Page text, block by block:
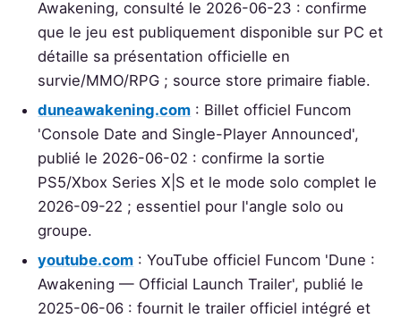
Awakening, consulté le 2026-06-23 : confirme
que le jeu est publiquement disponible sur PC et
détaille sa présentation officielle en
survie/MMO/RPG ; source store primaire fiable.
duneawakening.com : Billet officiel Funcom
'Console Date and Single-Player Announced',
publié le 2026-06-02 : confirme la sortie
PS5/Xbox Series X|S et le mode solo complet le
2026-09-22 ; essentiel pour l'angle solo ou
groupe.
youtube.com : YouTube officiel Funcom 'Dune :
Awakening — Official Launch Trailer', publié le
2025-06-06 : fournit le trailer officiel intégré et